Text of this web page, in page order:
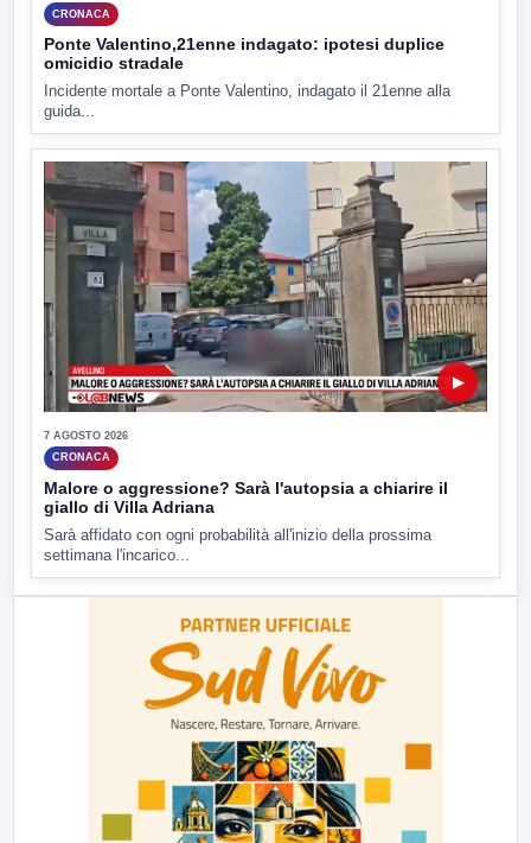
CRONACA
Ponte Valentino,21enne indagato: ipotesi duplice
omicidio stradale
Incidente mortale a Ponte Valentino, indagato il 21enne alla
guida...
▶
7 AGOSTO 2026
CRONACA
Malore o aggressione? Sarà l'autopsia a chiarire il
giallo di Villa Adriana
Sarà affidato con ogni probabilità all'inizio della prossima
settimana l'incarico...